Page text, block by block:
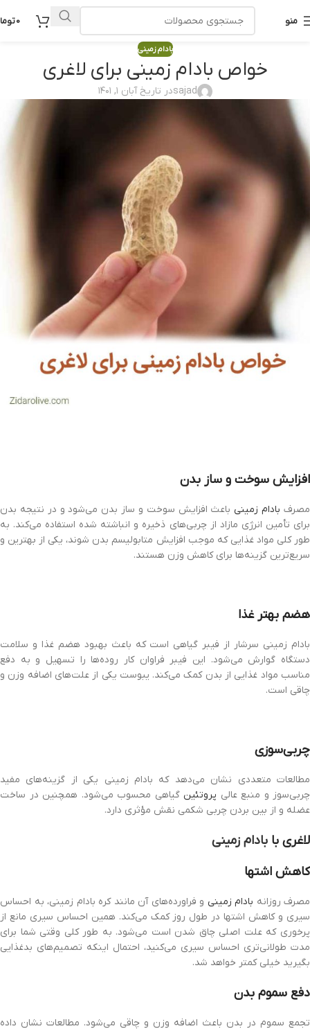
منو 0
بادام زمینی
خواص بادام زمینی برای لاغری
sajadدر تاریخ آبان ۱, ۱۴۰۱
افزایش سوخت و ساز بدن
مصرف بادام زمینی باعث افزایش سوخت و ساز بدن می‌شود و در نتیجه بدن
برای تأمین انرژی ‏مازاد از چربی‌های ذخیره و انباشته شده استفاده می‌کند. به
طور کلی مواد غذایی که ‏موجب افزایش متابولیسم بدن شوند، یکی از بهترین و
سریع‌ترین گزینه‌ها برای کاهش وزن ‏هستند.
هضم بهتر غذا
بادام زمینی سرشار از فیبر گیاهی است که باعث بهبود هضم غذا و سلامت
دستگاه گوارش ‏می‌شود. این فیبر فراوان کار روده‌ها را تسهیل و به دفع
مناسب مواد ‏غذایی از بدن کمک می‌کند. یبوست یکی از علت‌های اضافه وزن ‏و
چاقی است.
چربی‌سوزی
مطالعات متعددی نشان می‌دهد که بادام زمینی یکی از گزینه‌های مفید
چربی‌سوز و منبع عالی پروتئین گیاهی محسوب می‌شود. همچنین در ساخت
عضله و از بین بردن چربی ‏شکمی نقش مؤثری دارد.
لاغری با بادام زمینی
کاهش اشتها
مصرف روزانه بادام زمینی و فراورده‌های آن مانند کره بادام زمینی، به احساس
سیری ‏و کاهش اشتها در طول روز کمک می‌کند. همین احساس سیری مانع از
پرخوری که علت ‏اصلی چاق شدن است می‌شود. به طور کلی وقتی شما برای
مدت طولانی‌تری احساس سیری ‏می‌کنید، احتمال اینکه تصمیم‌های بدغذایی
بگیرید خیلی کمتر خواهد شد.
دفع سموم بدن
تجمع سموم در بدن باعث اضافه وزن و چاقی می‌شود. مطالعات نشان داده